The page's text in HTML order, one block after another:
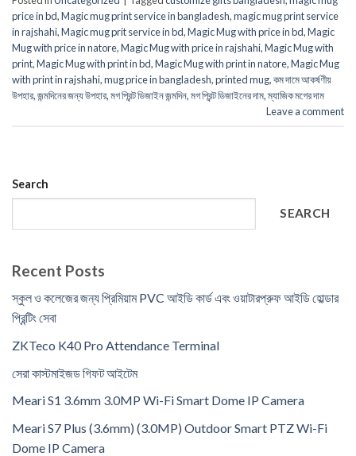
price in bd,Magic mug print service in bangladesh,magic mug print service
in rajshahi,Magic mug prit service in bd,Magic Mug with price in bd,Magic
Mug with price in natore,Magic Mug with price in rajshahi,Magic Mug with
print,Magic Mug with print in bd,Magic Mug with print in natore,Magic Mug
with print in rajshahi,mug price in bangladesh,printed mug,কম দামে আকর্ষণীয়
উপহার,জন্মদিনের জন্য উপহার,মগ প্রিন্ট ডিজাইন জন্মদিন,মগ প্রিন্ট ডিজাইনের দাম,ম্যাজিক মগের দাম
Leave a comment
Search
SEARCH
Recent Posts
স্কুল ও কলেজের জন্য প্রিমিয়াম PVC আইডি কার্ড এবং ওয়াটারপ্রুফ আইডি হোল্ডার
প্রিন্টিং সেবা
ZKTeco K40 Pro Attendance Terminal
সেরা কাস্টমাইজড গিফট আইটেম
Meari S1 3.6mm 3.0MP Wi-Fi Smart Dome IP Camera
Meari S7 Plus (3.6mm) (3.0MP) Outdoor Smart PTZ Wi-Fi
Dome IP Camera